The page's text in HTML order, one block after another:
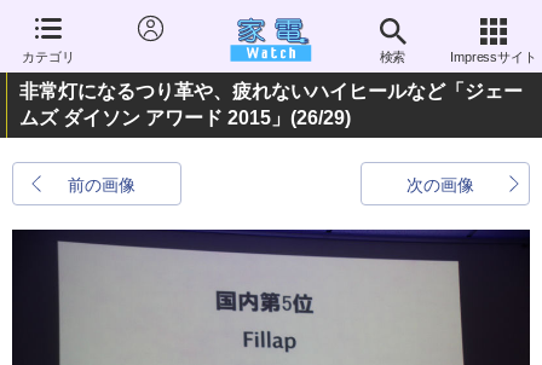
カテゴリ 検索 Impressサイト
非常灯になるつり革や、疲れないハイヒールなど「ジェー
ムズ ダイソン アワード 2015」 (26/29)
前の画像 次の画像